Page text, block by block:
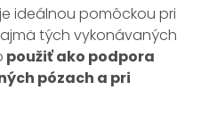
ideálnou pomôckou pri
tých vykonávaných
použiť ako podpora
pózach a pri